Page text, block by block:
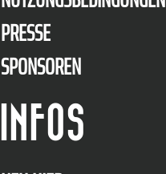
PRESSE
SPONSOREN
INFOS